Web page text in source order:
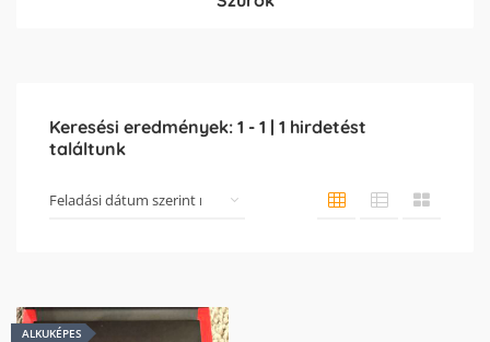
Keresési eredmények: 1 - 1 | 1 hirdetést
találtunk
ALKUKÉPES